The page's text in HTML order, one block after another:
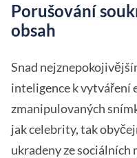
Porušování
obsah
Snad
inteligence k vytváření
zmanipulovaných
jak celebrity, tak
ukradeny ze sociálních